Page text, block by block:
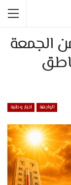
الجمعة
الواجهة اخبار وطنية